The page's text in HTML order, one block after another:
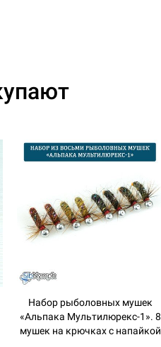
Набор рыболовных мушек
«Альпака Мультилюрекс-1». 8
мушек на крючках с напайкой